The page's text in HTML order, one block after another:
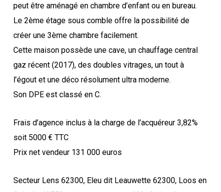
peut être aménagé en chambre d’enfant ou en bureau.
Le 2ème étage sous comble offre la possibilité de
créer une 3ème chambre facilement.
Cette maison possède une cave, un chauffage central
gaz récent (2017), des doubles vitrages, un tout à
l’égout et une déco résolument ultra moderne.
Son DPE est classé en C.
Frais d’agence inclus à la charge de l’acquéreur 3,82%
soit 5000 € TTC
Prix net vendeur 131 000 euros
Secteur Lens 62300, Eleu dit Leauwette 62300, Loos en